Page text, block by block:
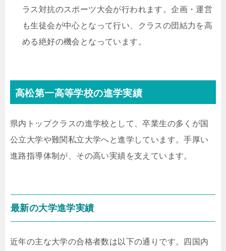
ラス対抗のスポーツ大会が行われます。企画・運営
も生徒会が中心となって行い、クラスの団結力を高
める絶好の機会となっています。
高松第一高等学校の進学実績
県内トップクラスの進学校として、卒業生の多くが国
公立大学や難関私立大学へと進学しています。手厚い
進路指導体制が、その高い実績を支えています。
最新の大学進学実績
近年の主な大学の合格者数は以下の通りです。四国内